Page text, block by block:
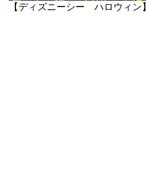
【ディズニーシー ハロウィン】